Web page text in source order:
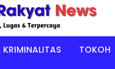
TOKOH